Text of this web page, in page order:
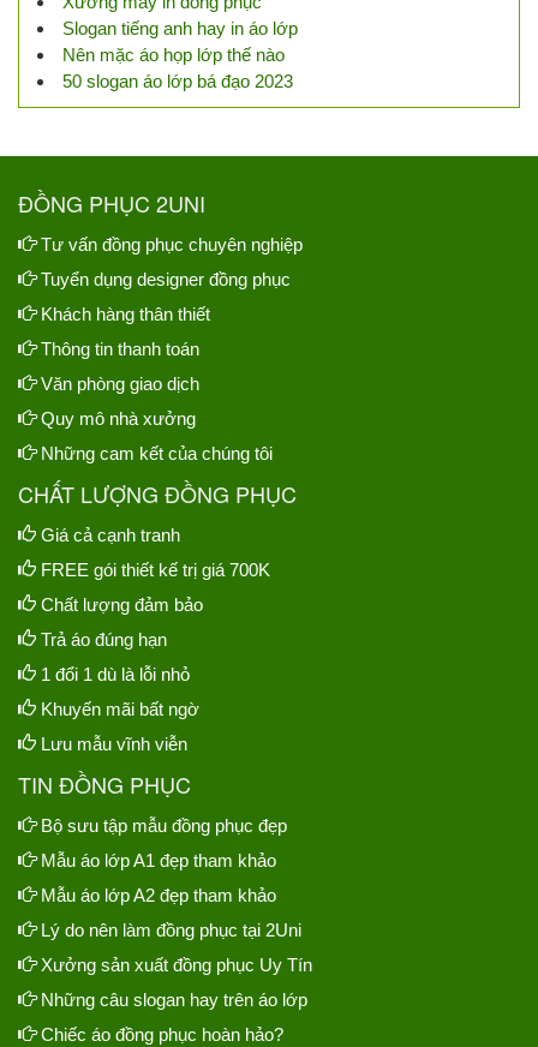
Slogan tiếng anh hay in áo lớp
Nên mặc áo họp lớp thế nào
50 slogan áo lớp bá đạo 2023
ĐỒNG PHỤC 2UNI
Tư vấn đồng phục chuyên nghiệp
Tuyển dụng designer đồng phục
Khách hàng thân thiết
Thông tin thanh toán
Văn phòng giao dịch
Quy mô nhà xưởng
Những cam kết của chúng tôi
CHẤT LƯỢNG ĐỒNG PHỤC
Giá cả cạnh tranh
FREE gói thiết kế trị giá 700K
Chất lượng đảm bảo
Trả áo đúng hạn
1 đổi 1 dù là lỗi nhỏ
Khuyến mãi bất ngờ
Lưu mẫu vĩnh viễn
TIN ĐỒNG PHỤC
Bộ sưu tập mẫu đồng phục đẹp
Mẫu áo lớp A1 đẹp tham khảo
Mẫu áo lớp A2 đẹp tham khảo
Lý do nên làm đồng phục tại 2Uni
Xưởng sản xuất đồng phục Uy Tín
Những câu slogan hay trên áo lớp
Chiếc áo đồng phục hoàn hảo?